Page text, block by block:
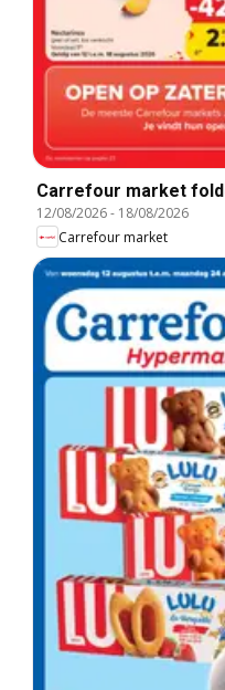
Carrefour market
12/08/2026- 18/08/2026
Carrefour market